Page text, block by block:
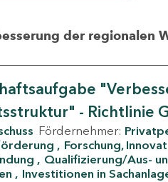
der regionalen
- Richtlinie
Fördernehmer:
Forschung,
Qualifizierung/Aus-
Investitionen in